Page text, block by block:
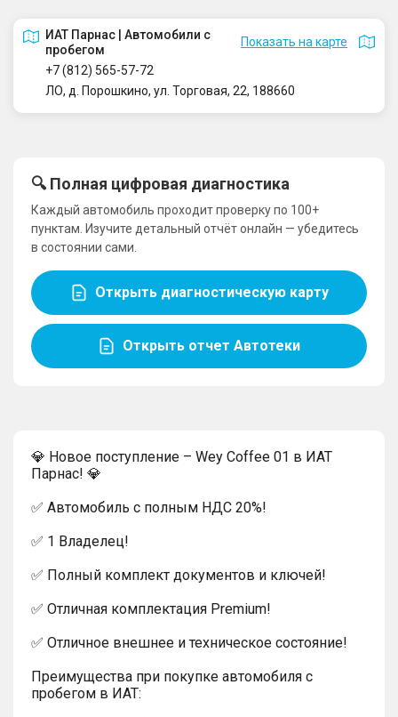
ИАТ Парнас | Автомобили с
пробегом
Показать на карте
+7 (812) 565-57-72
ЛО, д. Порошкино, ул. Торговая, 22, 188660
🔍 Полная цифровая диагностика
Каждый автомобиль проходит проверку по 100+
пунктам. Изучите детальный отчёт онлайн — убедитесь
в состоянии сами.
Открыть диагностическую карту
Открыть отчет Автотеки
💎 Новое поступление – Wey Coffee 01 в ИАТ
Парнас! 💎
✅ Автомобиль с полным НДС 20%!
✅ 1 Владелец!
✅ Полный комплект документов и ключей!
✅ Отличная комплектация Premium!
✅ Отличное внешнее и техническое состояние!
Преимущества при покупке автомобиля с
пробегом в ИАТ: